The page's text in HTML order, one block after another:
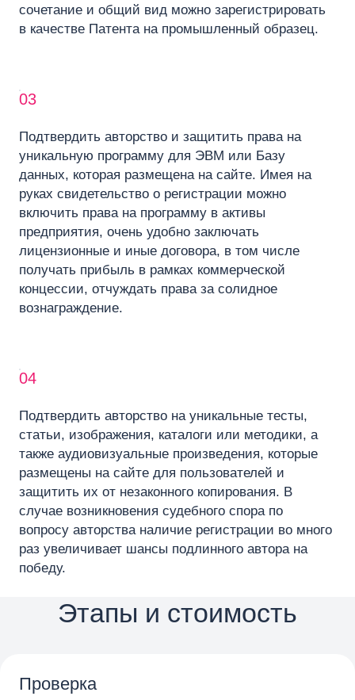
сочетание и общий вид можно зарегистрировать
в качестве Патента на промышленный образец.
03
Подтвердить авторство и защитить права на
уникальную программу для ЭВМ или Базу
данных, которая размещена на сайте. Имея на
руках свидетельство о регистрации можно
включить права на программу в активы
предприятия, очень удобно заключать
лицензионные и иные договора, в том числе
получать прибыль в рамках коммерческой
концессии, отчуждать права за солидное
вознаграждение.
04
Подтвердить авторство на уникальные тесты,
статьи, изображения, каталоги или методики, а
также аудиовизуальные произведения, которые
размещены на сайте для пользователей и
защитить их от незаконного копирования. В
случае возникновения судебного спора по
вопросу авторства наличие регистрации во много
раз увеличивает шансы подлинного автора на
победу.
Этапы и стоимость
Проверка